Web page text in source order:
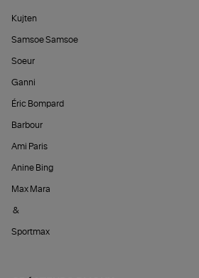
Kujten
Samsoe Samsoe
Soeur
Ganni
Éric Bompard
Barbour
Ami Paris
Anine Bing
Max Mara
&
Sportmax